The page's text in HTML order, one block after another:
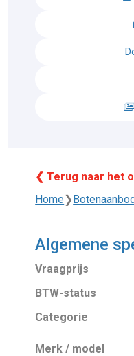
❮ Terug naar het
Home❯
Algemene
Vraagprijs
BTW-status
Categorie
Merk / model